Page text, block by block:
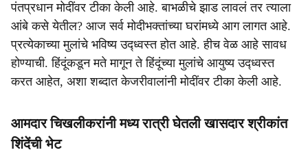
पंतप्रधान मोदींवर टीका केली आहे. बाभळीचे झाड लावलं तर त्याला
आंबे कसे येतील? आज सर्व मोदीभक्तांच्या घरांमध्ये आग लागत आहे.
प्रत्येकाच्या मुलांचे भविष्य उद्ध्वस्त होत आहे. हीच वेळ आहे सावध
होण्याची. हिंदूंकडून मते मागून ते हिंदूंच्या मुलांचे आयुष्य उद्ध्वस्त
करत आहेत, अशा शब्दात केजरीवालांनी मोदींवर टीका केली आहे.
आमदार चिखलीकरांनी मध्य रात्री घेतली खासदार श्रीकांत
शिंदेंची भेट